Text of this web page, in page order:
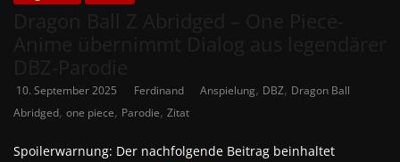
10. September 2025 Ferdinand Anspielung, DBZ, Dragon Ball
Abridged, one piece, Parodie, Zitat
Spoilerwarnung: Der nachfolgende Beitrag beinhaltet